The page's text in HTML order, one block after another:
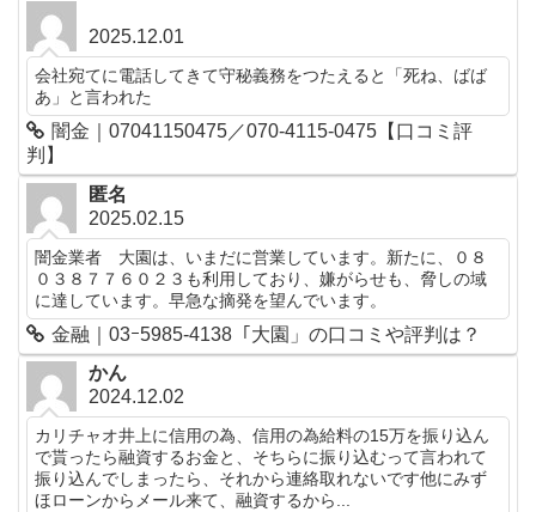
2025.12.01
会社宛てに電話してきて守秘義務をつたえると「死ね、ばば
あ」と言われた
闇金｜07041150475／070-4115-0475【口コミ評
判】
匿名
2025.02.15
闇金業者 大園は、いまだに営業しています。新たに、０８
０３８７７６０２３も利用しており、嫌がらせも、脅しの域
に達しています。早急な摘発を望んでいます。
金融｜03ｰ5985-4138「大園」の口コミや評判は？
かん
2024.12.02
カリチャオ井上に信用の為、信用の為給料の15万を振り込ん
で貰ったら融資するお金と、そちらに振り込むって言われて
振り込んでしまったら、それから連絡取れないです他にみず
ほローンからメール来て、融資するから...